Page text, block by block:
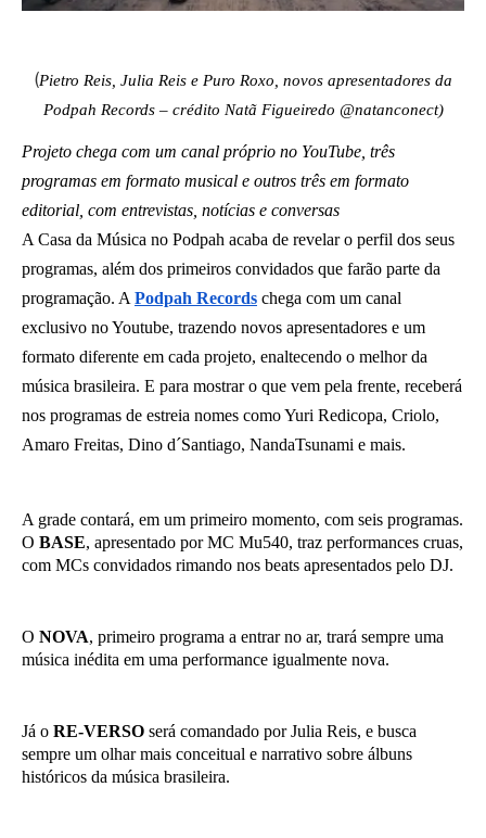
(Pietro Reis, Julia Reis e Puro Roxo, novos apresentadores da
Podpah Records – crédito Natã Figueiredo @natanconect)
Projeto chega com um canal próprio no YouTube, três
programas em formato musical e outros três em formato
editorial, com entrevistas, notícias e conversas
A Casa da Música no Podpah acaba de revelar o perfil dos seus
programas, além dos primeiros convidados que farão parte da
programação. A Podpah Records chega com um canal
exclusivo no Youtube, trazendo novos apresentadores e um
formato diferente em cada projeto, enaltecendo o melhor da
música brasileira. E para mostrar o que vem pela frente, receberá
nos programas de estreia nomes como Yuri Redicopa, Criolo,
Amaro Freitas, Dino d´Santiago, NandaTsunami e mais.
A grade contará, em um primeiro momento, com seis programas.
O BASE, apresentado por MC Mu540, traz performances cruas,
com MCs convidados rimando nos beats apresentados pelo DJ.
O NOVA, primeiro programa a entrar no ar, trará sempre uma
música inédita em uma performance igualmente nova.
Já o RE-VERSO será comandado por Julia Reis, e busca
sempre um olhar mais conceitual e narrativo sobre álbuns
históricos da música brasileira.